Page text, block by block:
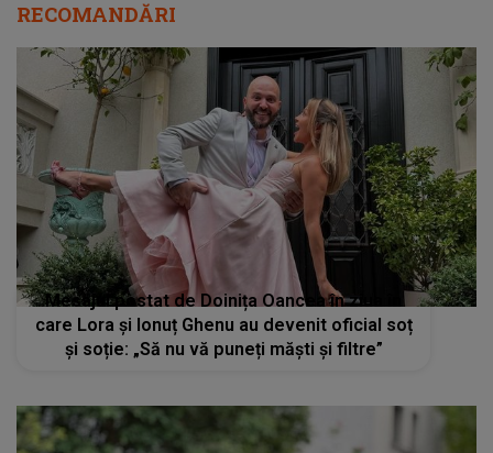
RECOMANDĂRI
Mesajul postat de Doinița Oancea în ziua în
care Lora și Ionuț Ghenu au devenit oficial soț
și soție: „Să nu vă puneți măști și filtre”